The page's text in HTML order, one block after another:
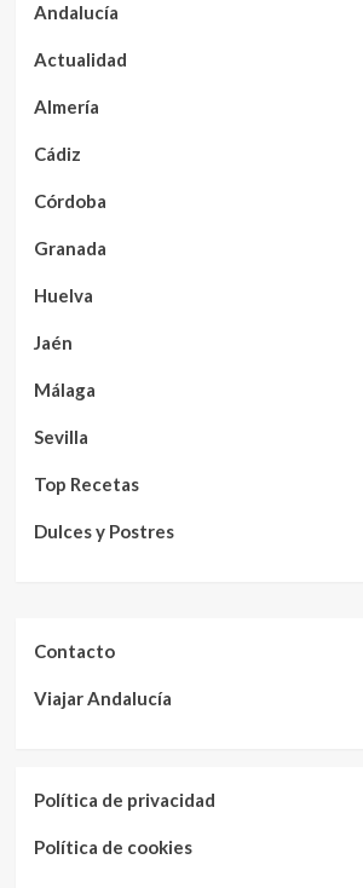
Andalucía
Actualidad
Almería
Cádiz
Córdoba
Granada
Huelva
Jaén
Málaga
Sevilla
Top Recetas
Dulces y Postres
Contacto
Viajar Andalucía
Política de privacidad
Política de cookies